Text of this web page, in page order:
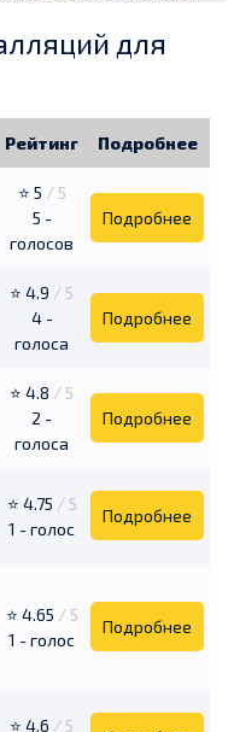
для
Рейтинг Подробнее
⭐ 5 / 5
5 -
голосов
Подробнее
⭐ 4.9 / 5
4 -
голоса
Подробнее
⭐ 4.8 / 5
2 -
голоса
Подробнее
⭐ 4.75 / 5
1 - голос
Подробнее
⭐ 4.65 / 5
1 - голос
Подробнее
⭐ 4.6 / 5